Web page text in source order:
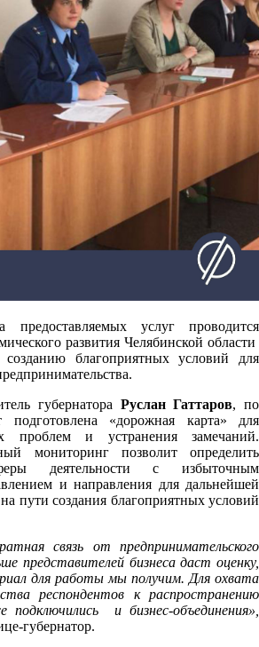
предоставляемых услуг проводится
развития Челябинской области
благоприятных условий для
губернатора Руслан Гаттаров, по
подготовлена «дорожная карта» для
проблем и устранения замечаний.
мониторинг позволит определить
деятельности с избыточным
и направления для дальнейшей
пути создания благоприятных условий
связь от предпринимательского
представителей бизнеса даст оценку,
для работы мы получим. Для охвата
респондентов к распространению
подключились и бизнес-объединения»,
губернатор.